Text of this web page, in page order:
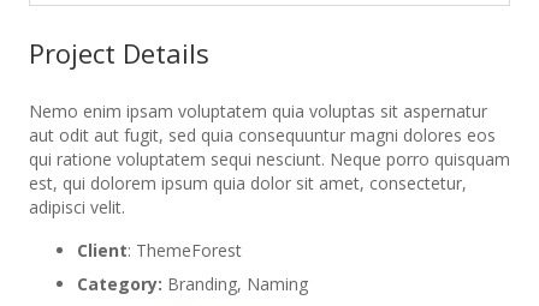
Project Details
Nemo enim ipsam voluptatem quia voluptas sit aspernatur
aut odit aut fugit, sed quia consequuntur magni dolores eos
qui ratione voluptatem sequi nesciunt. Neque porro quisquam
est, qui dolorem ipsum quia dolor sit amet, consectetur,
adipisci velit.
Client: ThemeForest
Category: Branding, Naming